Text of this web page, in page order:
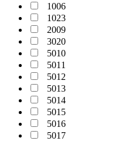
1006
1023
2009
3020
5010
5011
5012
5013
5014
5015
5016
5017